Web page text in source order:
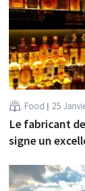
Food 25
Le fabricant
signe un